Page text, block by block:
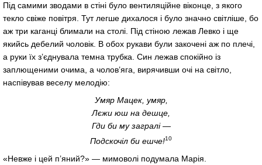
Під самими зводами в стіні було вентиляційне віконце, з якого
текло свіже повітря. Тут легше дихалося і було значно світліше, бо
аж три каганці блимали на столі. Під стіною лежав Левко і ще
якийсь дебелий чоловік. В обох рукави були закочені аж по плечі,
а руки їх з’єднувала темна трубка. Син лежав спокійно із
заплющеними очима, а чолов’яга, вирячивши очі на світло,
наспівував веселу мелодію:
Умяр Мацек, умяр,
Лєжи юш на дешце,
Гди би му загралі —
Подскочіл би ешче!10
«Невже і цей п’яний?» — мимоволі подумала Марія.